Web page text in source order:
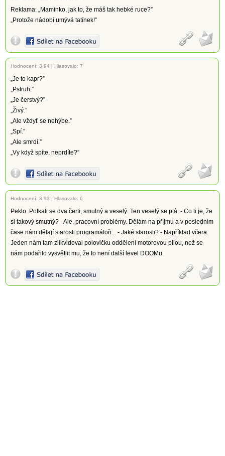
Reklama: „Maminko, jak to, že máš tak hebké ruce?”
„Protože nádobí umývá tatínek!”
Hodnocení: 3.94 | Hlasovalo: 7
„Je to kapr?”
„Pstruh.”
„Je čerstvý?”
„Živý.”
„Ale vždyť se nehýbe.”
„Spí.”
„Ale smrdí.”
„Vy když spíte, neprdíte?”
Hodnocení: 3.93 | Hlasovalo: 6
Peklo. Potkali se dva čerti, smutný a veselý. Ten veselý se ptá: - Co ti je, že
si takový smutný? - Ale, pracovní problémy. Dělám na příjmu a v posledním
čase nám dělají starosti programátoři... - Jaké starosti? - Například včera:
Jeden nám tam zlikvidoval polovičku oddělení motorovou pilou, než se
nám podařilo vysvětlit mu, že to není další level DOOMu.